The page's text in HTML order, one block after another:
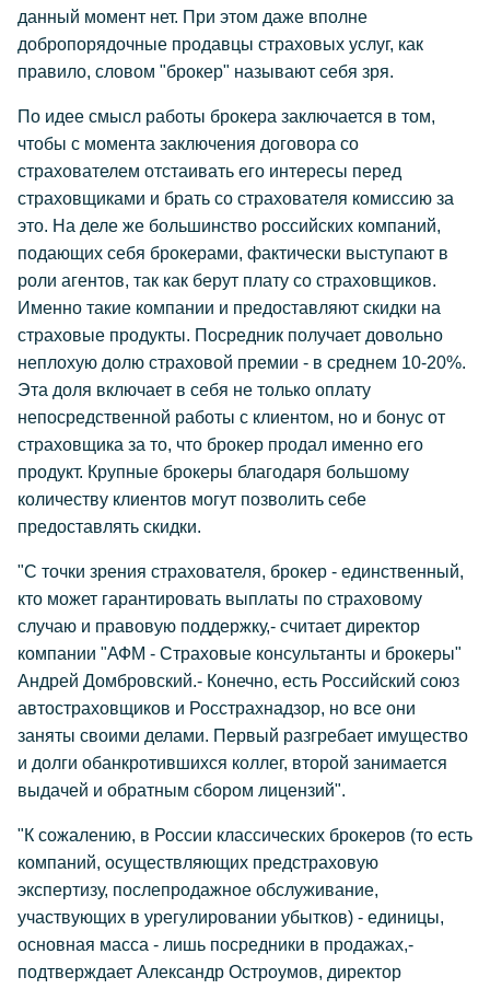
данный момент нет. При этом даже вполне
добропорядочные продавцы страховых услуг, как
правило, словом "брокер" называют себя зря.
По идее смысл работы брокера заключается в том,
чтобы с момента заключения договора со
страхователем отстаивать его интересы перед
страховщиками и брать со страхователя комиссию за
это. На деле же большинство российских компаний,
подающих себя брокерами, фактически выступают в
роли агентов, так как берут плату со страховщиков.
Именно такие компании и предоставляют скидки на
страховые продукты. Посредник получает довольно
неплохую долю страховой премии - в среднем 10-20%.
Эта доля включает в себя не только оплату
непосредственной работы с клиентом, но и бонус от
страховщика за то, что брокер продал именно его
продукт. Крупные брокеры благодаря большому
количеству клиентов могут позволить себе
предоставлять скидки.
"С точки зрения страхователя, брокер - единственный,
кто может гарантировать выплаты по страховому
случаю и правовую поддержку,- считает директор
компании "АФМ - Страховые консультанты и брокеры"
Андрей Домбровский.- Конечно, есть Российский союз
автостраховщиков и Росстрахнадзор, но все они
заняты своими делами. Первый разгребает имущество
и долги обанкротившихся коллег, второй занимается
выдачей и обратным сбором лицензий".
"К сожалению, в России классических брокеров (то есть
компаний, осуществляющих предстраховую
экспертизу, послепродажное обслуживание,
участвующих в урегулировании убытков) - единицы,
основная масса - лишь посредники в продажах,-
подтверждает Александр Остроумов, директор